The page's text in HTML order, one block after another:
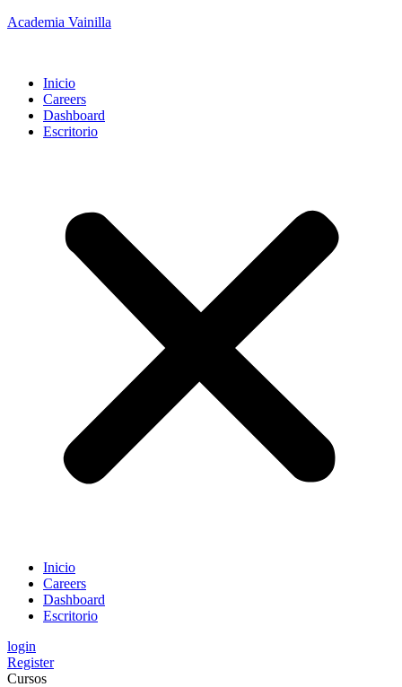
Academia Vainilla
Inicio
Careers
Dashboard
Escritorio
Inicio
Careers
Dashboard
Escritorio
login
Register
Cursos